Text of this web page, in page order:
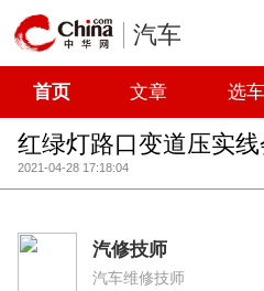
汽车
首页 文章 选车
红绿灯路口变道压实
2021-04-28 17:18:04
汽修技师
汽车维修技师